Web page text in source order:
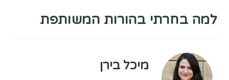
למה בחרתי בהורות המשותפת
מיכל בירן